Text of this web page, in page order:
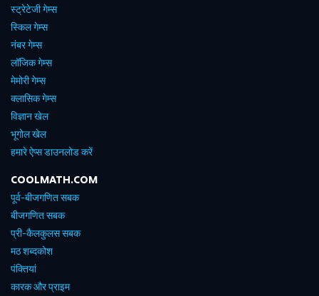
स्ट्रेटेजी गेम्स
स्किल गेम्स
नंबर गेम्स
लॉजिक गेम्स
मेमोरी गेम्स
क्लासिक गेम्स
विज्ञान खेल
भूगोल खेल
हमारे ऐप्स डाउनलोड करें
COOLMATH.COM
पूर्व-बीजगणित सबक
बीजगणित सबक
प्री-कैलकुलस सबक
मठ शब्दकोश
पंक्तियां
कारक और प्राइम